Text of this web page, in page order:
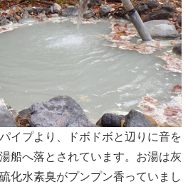
イプより、ドボドボと辺りに音を
船へ落とされています。お湯は灰
化水素臭がプンプン香っていまし